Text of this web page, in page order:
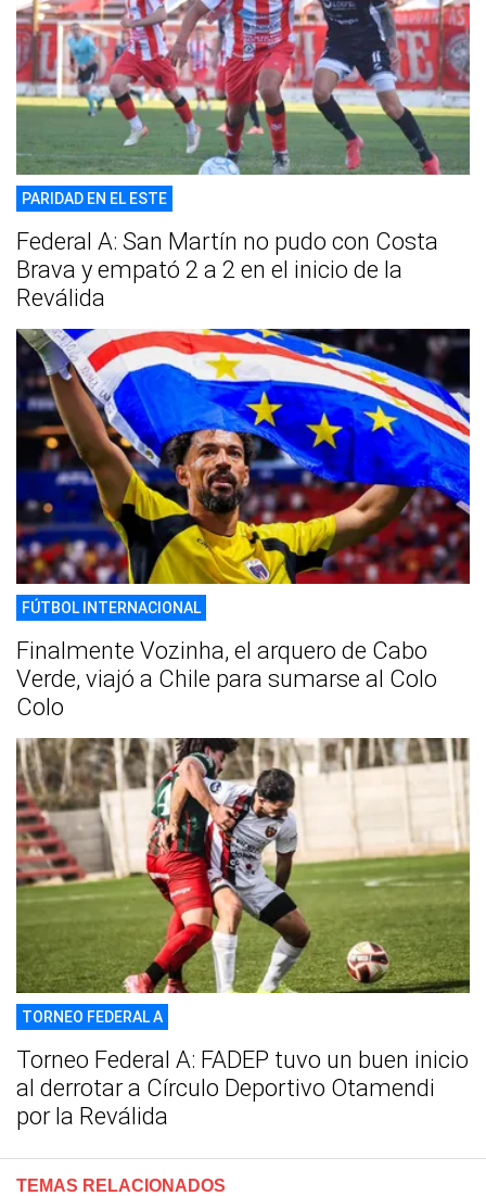
PARIDAD EN EL ESTE
Federal A: San Martín no pudo con Costa
Brava y empató 2 a 2 en el inicio de la
Reválida
FÚTBOL INTERNACIONAL
Finalmente Vozinha, el arquero de Cabo
Verde, viajó a Chile para sumarse al Colo
Colo
TORNEO FEDERAL A
Torneo Federal A: FADEP tuvo un buen inicio
al derrotar a Círculo Deportivo Otamendi
por la Reválida
TEMAS RELACIONADOS